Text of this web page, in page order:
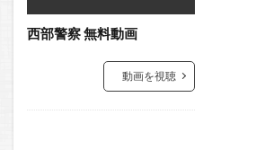
西部警察 無料動画
動画を視聴